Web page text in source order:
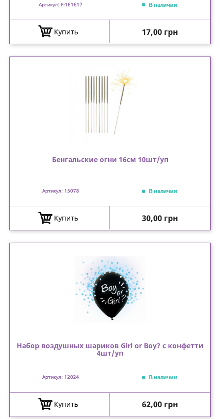
Артикул: F-161617 В наличии
Купить Цена
17,00 грн
Бенгальские огни 16см 10шт/уп
Артикул: 15078 В наличии
Купить Цена
30,00 грн
Набор воздушных шариков Girl or Boy? с конфетти
4шт/уп
Артикул: 12024 В наличии
Купить Цена
62,00 грн